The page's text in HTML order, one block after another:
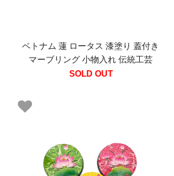
ベトナム 蓮 ロータス 漆塗り 蓋付き
マーブリング 小物入れ 伝統工芸
SOLD OUT